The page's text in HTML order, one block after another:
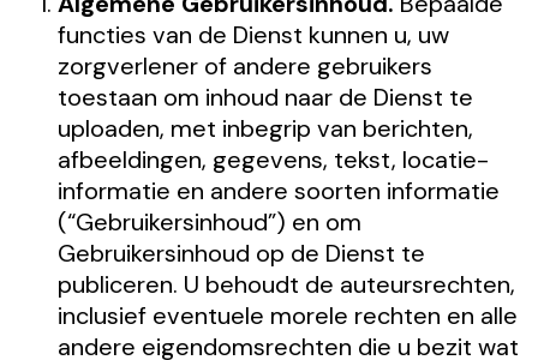
functies van de Dienst kunnen u, uw
zorgverlener of andere gebruikers
toestaan om inhoud naar de Dienst te
uploaden, met inbegrip van berichten,
afbeeldingen, gegevens, tekst, locatie-
informatie en andere soorten informatie
(“Gebruikersinhoud”) en om
Gebruikersinhoud op de Dienst te
publiceren. U behoudt de auteursrechten,
inclusief eventuele morele rechten en alle
andere eigendomsrechten die u bezit wat